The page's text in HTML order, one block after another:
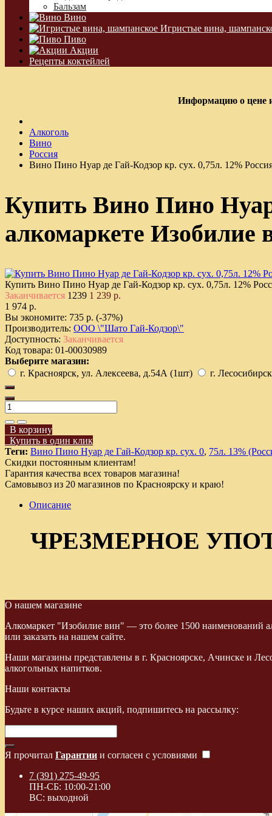
Бальзам
Вино
Игристые вина,
Пиво
Акции
Рецепты коктейлей
Информацию о цене
Алкоголь
Вино
Россия
Вино Пино Нуар де Гай-Кодзор кр. сух. 0,75л. 12%
Купить Вино Пино Нуар
алкомаркете Изобилие
Купить Вино Пино Нуар де Гай-Кодзор кр. сух. 0,75л. 12%
Заканчивается 1239 1 239 р.
1 974 р.
Вы экономите: 735 р. (-37%)
Производитель: ООО \"Шато Гай-Кодзор\"
Доступность: Заканчивается
Код товара: 01-00030989
Выберите магазин:
г. Красноярск, ул. Алексеева, д.54А (1шт)
г.
В корзину
Купить в один клик
Теги: Вино Пино Нуар де Гай-Кодзор кр. сух. 0, 75л. 13%
Скидки постоянным клиентам!
Гарантия качества всех товаров магазина!
Самовывоз из 20 магазинов по Красноярску и краю!
Описание
ЧРЕЗМЕРНОЕ
О нашем магазине
Алкомаркет "Изобилие вин" — это более 1500 наименований
или заказать на нашем сайте.
Наши магазины представлены в г. Красноярске, Ачинске и
алкогольных напитков.
Наши контакты
Будьте в курсе наших акций, подпишитесь на рассылку:
Я прочитал Гарантии и согласен с условиями
7 (391) 275-49-95
ПН-СБ: 10:00-21:00
ВС: выходной